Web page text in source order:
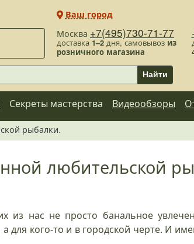
Москва +7(495)730-71-77
доставка 1–2дня, самовывоз из
розничного магазина
Ваш город
Найти
Секреты мастерства Видеообзоры
рыбалки.
любительской
из нас не просто банальное
для кого-то и в городской черте. И